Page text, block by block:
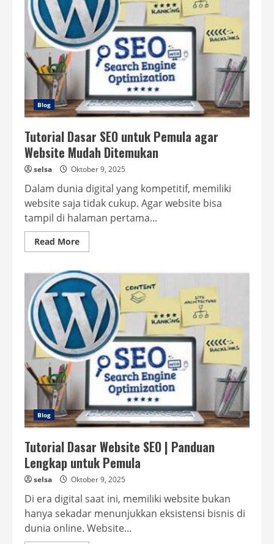
Blog
Tutorial Dasar SEO untuk Pemula agar
Website Mudah Ditemukan
selsa Oktober 9, 2025
Dalam dunia digital yang kompetitif, memiliki
website saja tidak cukup. Agar website bisa
tampil di halaman pertama...
Read MoreRead
more
Dasar
SEO
untuk
Pemula
agar
Website
Mudah
Ditemukan
Blog
Tutorial Dasar Website SEO | Panduan
Lengkap untuk Pemula
selsa Oktober 9, 2025
Di era digital saat ini, memiliki website bukan
hanya sekadar menunjukkan eksistensi bisnis di
dunia online. Website...